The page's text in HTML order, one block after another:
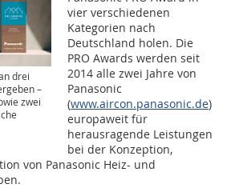
drei
–
zwei
vier verschiedenen
Kategorien nach
Deutschland holen. Die
PRO Awards werden seit
2014 alle zwei Jahre von
Panasonic
(www.aircon.panasonic.de)
europaweit für
herausragende Leistungen
bei der Konzeption,
von Panasonic Heiz- und